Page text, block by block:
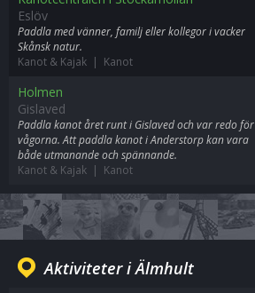
Eslöv
Paddla med vänner, familj eller kollegor i vacker
Skånsk natur.
Kanot & Kajak | Kanot
Holmen
Gislaved
Paddla kanot året runt i Gislaved och var redo för
vågorna. Att paddla kanot i Anderstorp kan vara
både utmanande och spännande.
Kanot & Kajak | Kanot
Aktiviteter i Älmhult